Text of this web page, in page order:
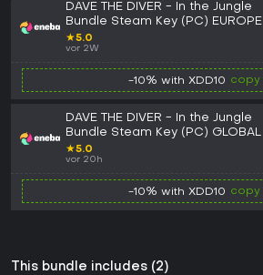
DAVE THE DIVER - In the Jungle
Bundle Steam Key (PC) EUROPE
★5.0
vor 2W
-10% with XDD10 copy
DAVE THE DIVER - In the Jungle
Bundle Steam Key (PC) GLOBAL
★5.0
vor 20h
-10% with XDD10 copy
This bundle includes (2)